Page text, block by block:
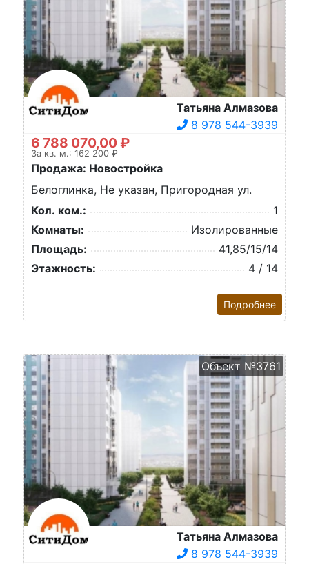
Татьяна Алмазова
8 978 544-3939
6 788 070,00 ₽
За кв. м.: 162 200 ₽
Продажа: Новостройка
Белоглинка, Не указан, Пригородная ул.
Кол. ком.:
1
Комнаты:
Изолированные
Площадь:
41,85/15/14
Этажность:
4 / 14
Подробнее
Объект №3761
Татьяна Алмазова
8 978 544-3939